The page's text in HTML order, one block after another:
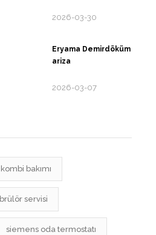
2026-03-30
Eryama Demirdöküm
ariza
2026-03-07
kombi bakımı
brülör servisi
siemens oda termostatı